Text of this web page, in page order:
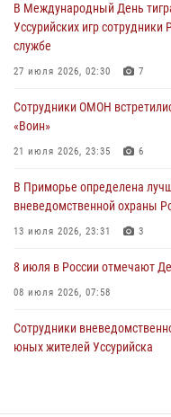
ходом
28 июля 2026, 10:29
Росгвардейцы в Приморье
28 июля 2026, 05:39
В Международный День
службе
В Международный День
Уссурийских игр
службе
27 июля 2026, 02:30 7
Сотрудники ОМОН
«Воин»
21 июля 2026, 23:35 6
В Приморье определена
вневедомственной охраны
13 июля 2026, 23:31 3
8 июля в России отмечают
08 июля 2026, 07:58
Сотрудники
юных жителей Уссурийска